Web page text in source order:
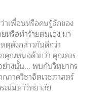
ว่าเพื่อนหรือคนรู้จักของ
รือทำร้ายตนเอง มา
ดังกล่าวกันดีกว่า
คุณหมอด้วยว่า คุณควร
างนั้น... พบกับวิทยากร
าควิชาจิตเวชศาสตร์
ณ์มหาวิทยาลัย